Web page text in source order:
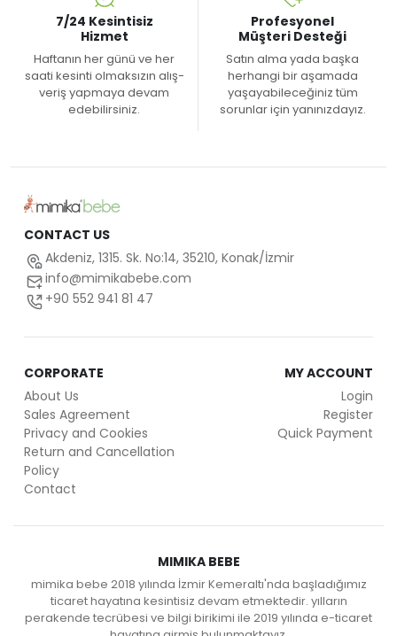
7/24 Kesintisiz
Hizmet
Haftanın her günü ve her
saati kesinti olmaksızın alış-
veriş yapmaya devam
edebilirsiniz.
Profesyonel
Müşteri Desteği
Satın alma yada başka
herhangi bir aşamada
yaşayabileceğiniz tüm
sorunlar için yanınızdayız.
CONTACT US
Akdeniz, 1315. Sk. No:14, 35210, Konak/İzmir
info@mimikabebe.com
+90 552 941 81 47
CORPORATE
About Us
Sales Agreement
Privacy and Cookies
Return and Cancellation
Policy
Contact
MY ACCOUNT
Login
Register
Quick Payment
MIMIKA BEBE
mimika bebe 2018 yılında İzmir Kemeraltı'nda başladığımız
ticaret hayatına kesintisiz devam etmektedir. yılların
perakende tecrübesi ve bilgi birikimi ile 2019 yılında e-ticaret